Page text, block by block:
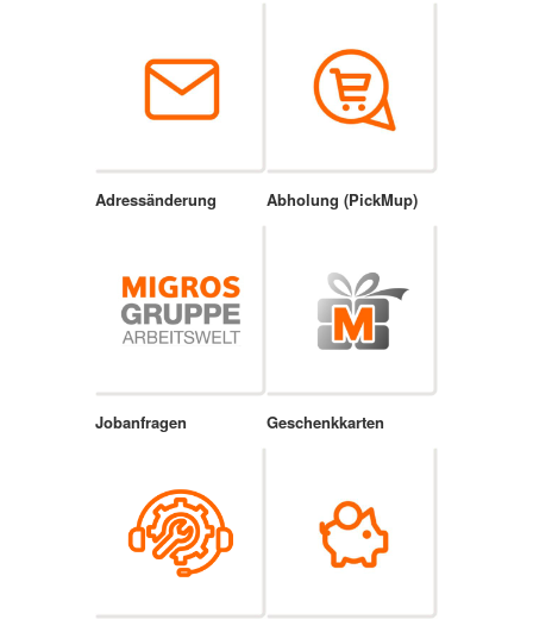
Adressänderung Abholung (PickMup)
Jobanfragen Geschenkkarten